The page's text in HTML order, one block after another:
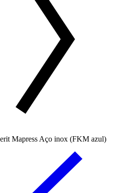
Mapress Aço inox (FKM azul)